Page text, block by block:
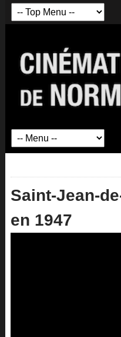
Saint-Jean-
en 1947